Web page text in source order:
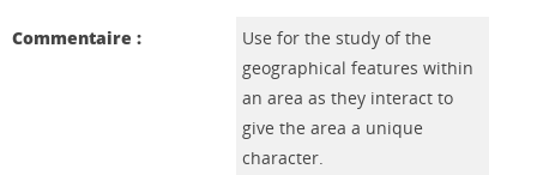
Commentaire :
Use for the study of the
geographical features within
an area as they interact to
give the area a unique
character.